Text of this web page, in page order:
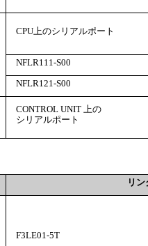
CPU上のシリアルポート
NFLR111-S00
NFLR121-S00
CONTROL UNIT 上の
シリアルポート
リ
F3LE01-5T